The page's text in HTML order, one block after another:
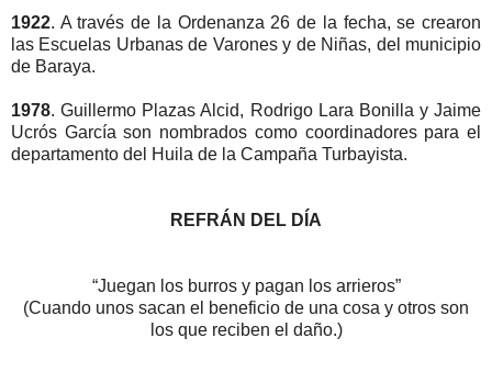
1922. A través de la Ordenanza 26 de la fecha, se crearon
las Escuelas Urbanas de Varones y de Niñas, del municipio
de Baraya.
1978. Guillermo Plazas Alcid, Rodrigo Lara Bonilla y Jaime
Ucrós García son nombrados como coordinadores para el
departamento del Huila de la Campaña Turbayista.
REFRÁN DEL DÍA
“Juegan los burros y pagan los arrieros”
(Cuando unos sacan el beneficio de una cosa y otros son
los que reciben el daño.)